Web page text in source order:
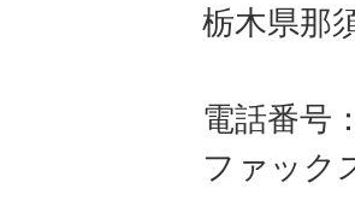
栃木県那
電話番号
ファック